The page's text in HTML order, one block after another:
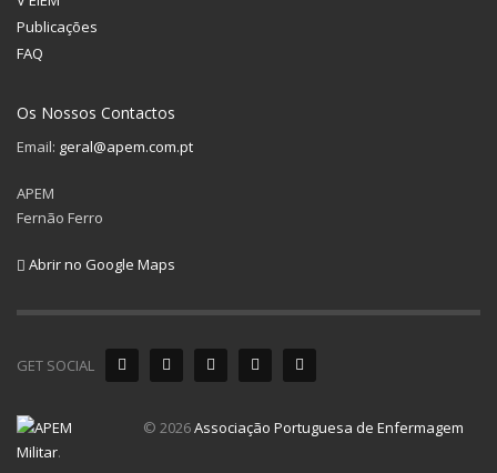
Publicações
FAQ
Os Nossos Contactos
Email: geral@apem.com.pt
APEM
Fernão Ferro
Abrir no Google Maps
GET SOCIAL
© 2026Associação Portuguesa de Enfermagem
Militar.